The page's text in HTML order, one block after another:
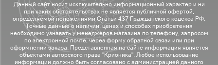
Данный сайт носит исключительно информационный характер и ни
при каких обстоятельствах не является публичной офертой,
определяемой положениями Статьи 437 Гражданского кодекса РФ.
Точные данные о наличии, ценах и способах приобретения
необходимо узнавать у менеджеров магазина по телефону, запросом
по электронной почте, через форму обратной связи или при
оформлении заказа. Представленная на сайте информация является
объектами авторского права "Крионика". Любое использование
информации должно быть согласовано с администрацией данного